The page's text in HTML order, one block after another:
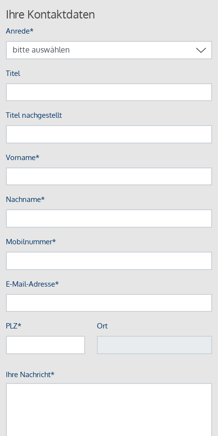
Ihre Kontaktdaten
Anrede*
Titel
Titel nachgestellt
Vorname*
Nachname*
Mobilnummer*
E-Mail-Adresse*
PLZ* Ort
Ihre Nachricht*